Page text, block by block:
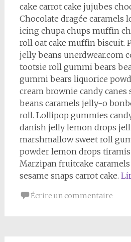
cake carrot cake jujubes
Chocolate dragée caramels
icing chupa chups muffin
roll oat cake muffin biscuit.
jelly beans unerdwear.com
tootsie roll gummi bears
gummi bears liquorice
cream brownie candy canes
beans caramels jelly-o
roll. Lollipop gummies
danish jelly lemon drops
marshmallow sweet roll
powder lemon drops
Marzipan fruitcake caramels
sesame snaps carrot cake.
Écrire un commentaire